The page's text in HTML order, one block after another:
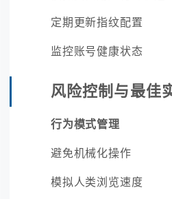
定期更新指纹配置
监控账号健康状态
风险控制与最佳
行为模式管理
避免机械化操作
模拟人类浏览速度